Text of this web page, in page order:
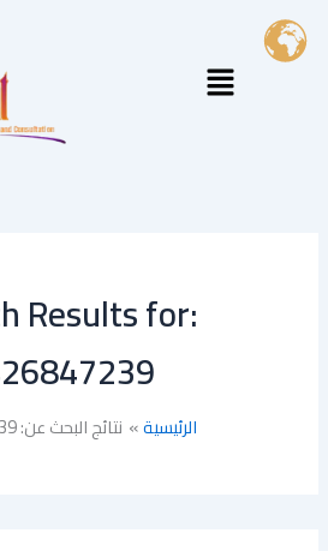
تخطي
المحتوى
القائمة
Results for:
الرئيسية نتائج البحث عن: 9426847239